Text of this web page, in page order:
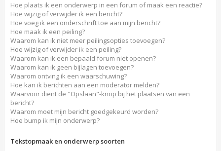
Hoe plaats ik een onderwerp in een forum of maak een reactie?
Hoe wijzig of verwijder ik een bericht?
Hoe voeg ik een onderschrift toe aan mijn bericht?
Hoe maak ik een peiling?
Waarom kan ik niet meer peilingsopties toevoegen?
Hoe wijzig of verwijder ik een peiling?
Waarom kan ik een bepaald forum niet openen?
Waarom kan ik geen bijlagen toevoegen?
Waarom ontving ik een waarschuwing?
Hoe kan ik berichten aan een moderator melden?
Waarvoor dient de "Opslaan"-knop bij het plaatsen van een
bericht?
Waarom moet mijn bericht goedgekeurd worden?
Hoe bump ik mijn onderwerp?
Tekstopmaak en onderwerp soorten